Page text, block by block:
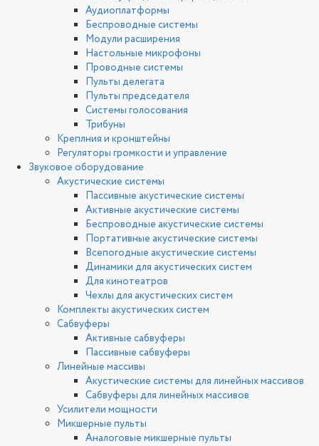
Аудиоплатформы
Беспроводные системы
Модули расширения
Настольные микрофоны
Проводные системы
Пульты делегата
Пульты председателя
Системы голосования
Трибуны
Креплния и кронштейны
Регуляторы громкости и управление
Звуковое оборудование
Акустические системы
Пассивные акустические системы
Активные акустические системы
Беспроводные акустические системы
Портативные акустические системы
Всепогодные акустические системы
Динамики для акустических систем
Для кинотеатров
Чехлы для акустических систем
Комплекты акустических систем
Сабвуферы
Активные сабвуферы
Пассивные сабвуферы
Линейные массивы
Акустические системы для линейных массивов
Сабвуферы для линейных массивов
Усилители мощности
Микшерные пульты
Аналоговые микшерные пульты